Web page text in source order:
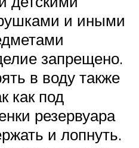
и иными
запрещено.
в воду также
как под
резервуара
и лопнуть.